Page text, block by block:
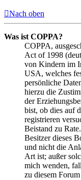
Nach oben
Was ist COPPA?
COPPA,
Act of 1998
von Kindern im
USA, welches
persönliche
hierzu die
der
bist, ob dies auf
registrieren
Beistand zu
Besitzer dieses
und nicht die
Art ist; außer
mich wenden,
zu diesem